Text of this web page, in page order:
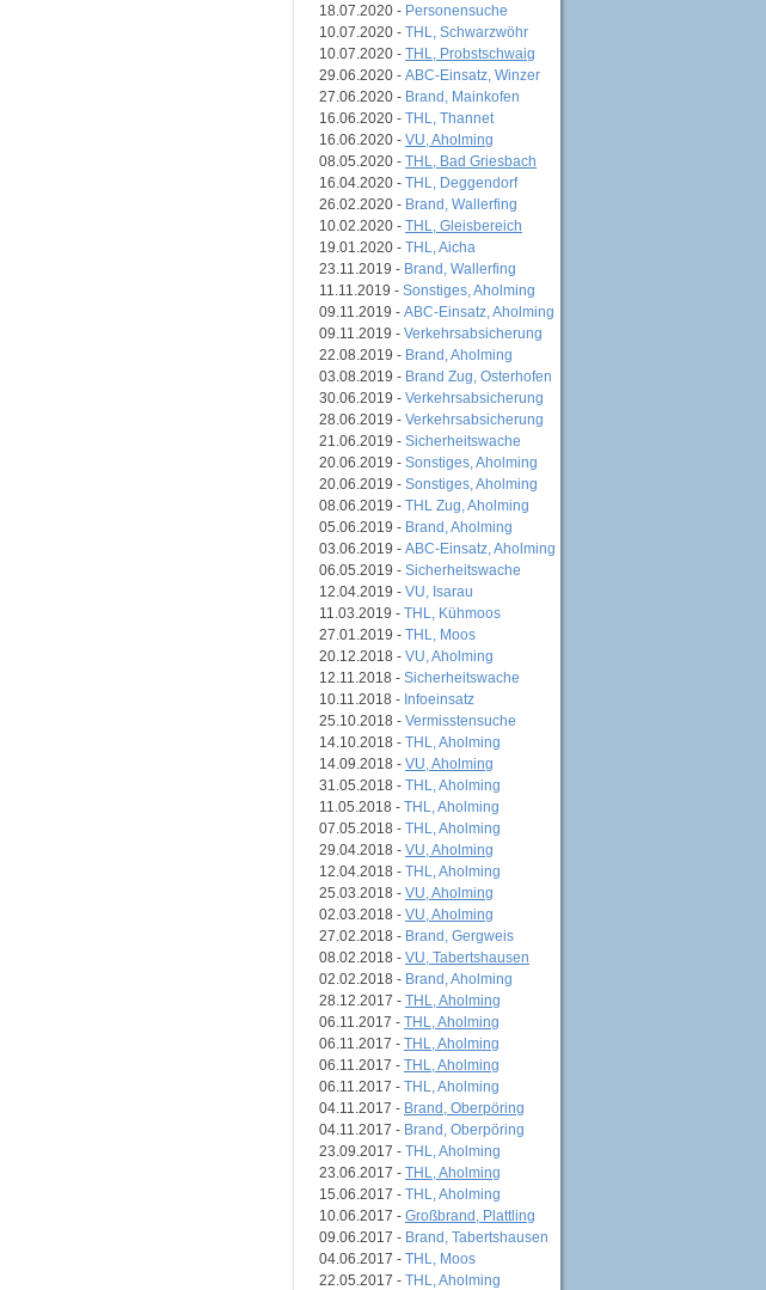
18.07.2020 - Personensuche
10.07.2020 - THL, Schwarzwöhr
10.07.2020 - THL, Probstschwaig
29.06.2020 - ABC-Einsatz, Winzer
27.06.2020 - Brand, Mainkofen
16.06.2020 - THL, Thannet
16.06.2020 - VU, Aholming
08.05.2020 - THL, Bad Griesbach
16.04.2020 - THL, Deggendorf
26.02.2020 - Brand, Wallerfing
10.02.2020 - THL, Gleisbereich
19.01.2020 - THL, Aicha
23.11.2019 - Brand, Wallerfing
11.11.2019 - Sonstiges, Aholming
09.11.2019 - ABC-Einsatz, Aholming
09.11.2019 - Verkehrsabsicherung
22.08.2019 - Brand, Aholming
03.08.2019 - Brand Zug, Osterhofen
30.06.2019 - Verkehrsabsicherung
28.06.2019 - Verkehrsabsicherung
21.06.2019 - Sicherheitswache
20.06.2019 - Sonstiges, Aholming
20.06.2019 - Sonstiges, Aholming
08.06.2019 - THL Zug, Aholming
05.06.2019 - Brand, Aholming
03.06.2019 - ABC-Einsatz, Aholming
06.05.2019 - Sicherheitswache
12.04.2019 - VU, Isarau
11.03.2019 - THL, Kühmoos
27.01.2019 - THL, Moos
20.12.2018 - VU, Aholming
12.11.2018 - Sicherheitswache
10.11.2018 - Infoeinsatz
25.10.2018 - Vermisstensuche
14.10.2018 - THL, Aholming
14.09.2018 - VU, Aholming
31.05.2018 - THL, Aholming
11.05.2018 - THL, Aholming
07.05.2018 - THL, Aholming
29.04.2018 - VU, Aholming
12.04.2018 - THL, Aholming
25.03.2018 - VU, Aholming
02.03.2018 - VU, Aholming
27.02.2018 - Brand, Gergweis
08.02.2018 - VU, Tabertshausen
02.02.2018 - Brand, Aholming
28.12.2017 - THL, Aholming
06.11.2017 - THL, Aholming
06.11.2017 - THL, Aholming
06.11.2017 - THL, Aholming
06.11.2017 - THL, Aholming
04.11.2017 - Brand, Oberpöring
04.11.2017 - Brand, Oberpöring
23.09.2017 - THL, Aholming
23.06.2017 - THL, Aholming
15.06.2017 - THL, Aholming
10.06.2017 - Großbrand, Plattling
09.06.2017 - Brand, Tabertshausen
04.06.2017 - THL, Moos
22.05.2017 - THL, Aholming